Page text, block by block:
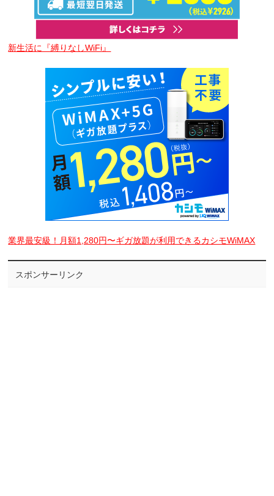
新生活に『縛りなしWiFi』
業界最安級！月額1,280円〜ギガ放題が利用できるカシモWiMAX
スポンサーリンク